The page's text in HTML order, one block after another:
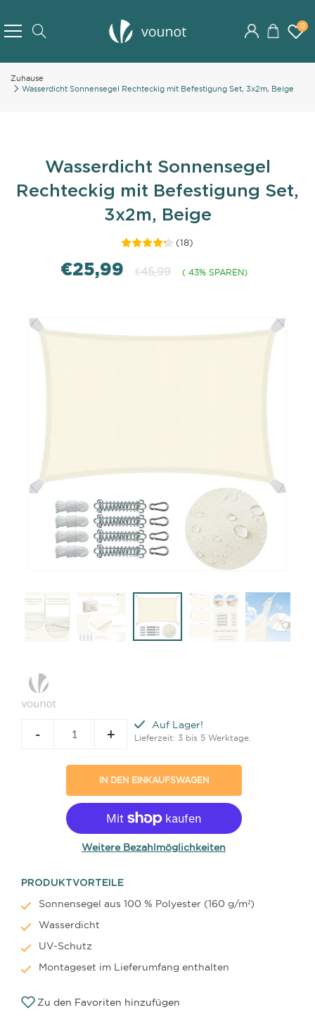
Content
0
Zuhause
Wasserdicht Sonnensegel Rechteckig mit Befestigung Set, 3x2m, Beige
Wasserdicht Sonnensegel
Rechteckig mit Befestigung Set,
3x2m, Beige
(18)
€25,99 €45,99 ( 43% SPAREN)
- +
Auf Lager!
Lieferzeit: 3 bis 5 Werktage.
IN DEN EINKAUFSWAGEN
Weitere Bezahlmöglichkeiten
PRODUKTVORTEILE
Sonnensegel aus 100 % Polyester (160 g/m²)
Wasserdicht
UV-Schutz
Montageset im Lieferumfang enthalten
Zu den Favoriten hinzufügen